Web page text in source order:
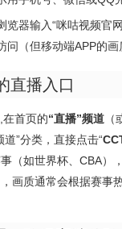
览器输入“咪咕视频官
问（但移动端APP的画
直播入口
首页的“直播”频道
”分类，直接点击“
（如世界杯、CBA）
画质通常会根据赛事